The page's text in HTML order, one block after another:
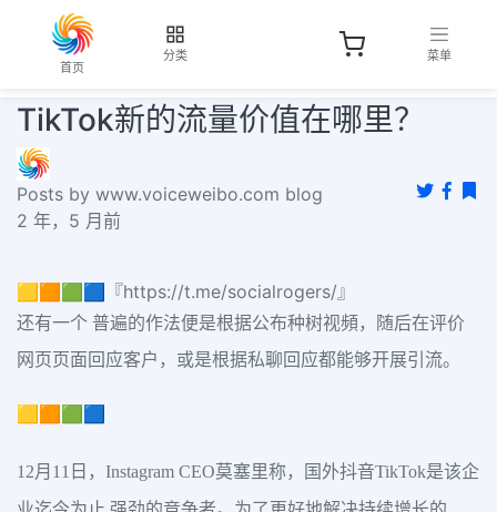
首页
分类 菜单
TikTok新的流量价值在哪里？
Posts by www.voiceweibo.com blog
2 年，5 月前
🟨🟧🟩🟦『https://t.me/socialrogers/』
还有一个 普遍的作法便是根据公布种树视頻，随后在评价
网页页面回应客户，或是根据私聊回应都能够开展引流。
🟨🟧🟩🟦
12月11日，Instagram CEO莫塞里称，国外抖音TikTok是该企